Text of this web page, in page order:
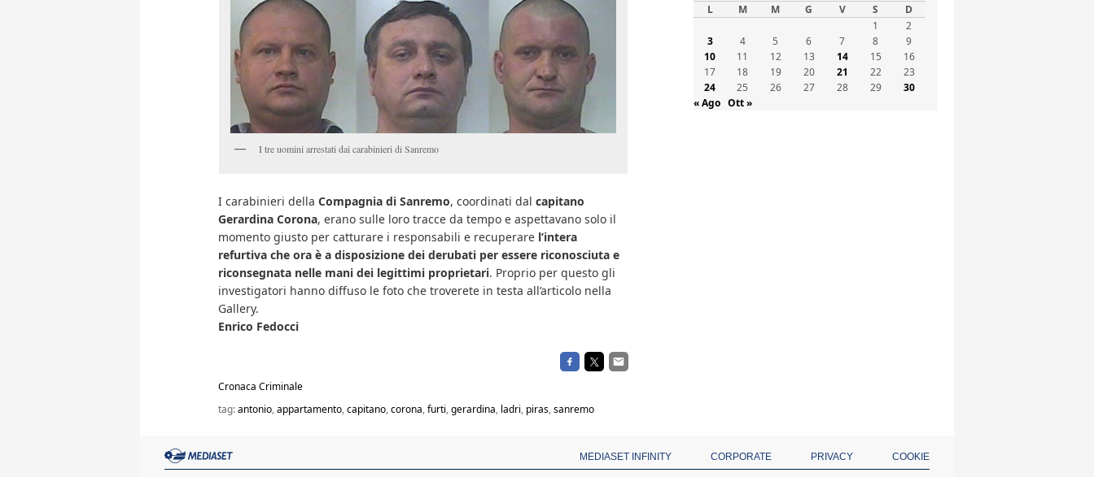
I tre uomini arrestati dai carabinieri di Sanremo
I carabinieri della Compagnia di Sanremo, coordinati dal capitano
Gerardina Corona, erano sulle loro tracce da tempo e aspettavano solo il
momento giusto per catturare i responsabili e recuperare l’intera
refurtiva che ora è a disposizione dei derubati per essere riconosciuta e
riconsegnata nelle mani dei legittimi proprietari. Proprio per questo gli
investigatori hanno diffuso le foto che troverete in testa all’articolo nella
Gallery.
Enrico Fedocci
Cronaca Criminale
tag:antonio,appartamento,capitano,corona,furti,gerardina, ladri, piras,sanremo
L M M G V S
D
1
2
3
4 5 6 7 8
9
10
11 12 13 14 15
16
17
18 19 20 21 22
23
24
25 26 27 28 29
30
« Ago Ott »
MEDIASET INFINITY CORPORATE PRIVACY COOKIE